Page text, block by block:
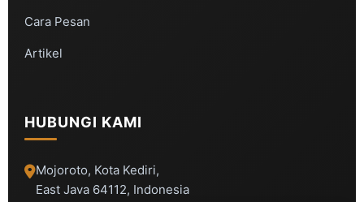
Cara Pesan
Artikel
HUBUNGI KAMI
Mojoroto, Kota Kediri,
East Java 64112, Indonesia